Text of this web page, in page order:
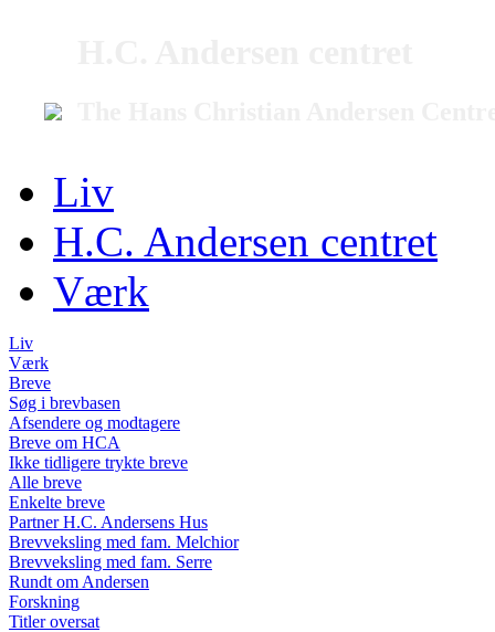
Liv
H.C. Andersen centret
Værk
Liv
Værk
Breve
Søg i brevbasen
Afsendere og modtagere
Breve om HCA
Ikke tidligere trykte breve
Alle breve
Enkelte breve
Partner H.C. Andersens Hus
Brevveksling med fam. Melchior
Brevveksling med fam. Serre
Rundt om Andersen
Forskning
Titler oversat